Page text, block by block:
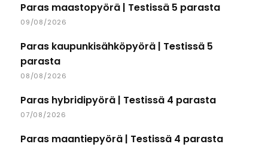
Paras maastopyörä | Testissä 5 parasta
09/08/2026
Paras kaupunkisähköpyörä | Testissä 5
parasta
08/08/2026
Paras hybridipyörä | Testissä 4 parasta
07/08/2026
Paras maantiepyörä | Testissä 4 parasta